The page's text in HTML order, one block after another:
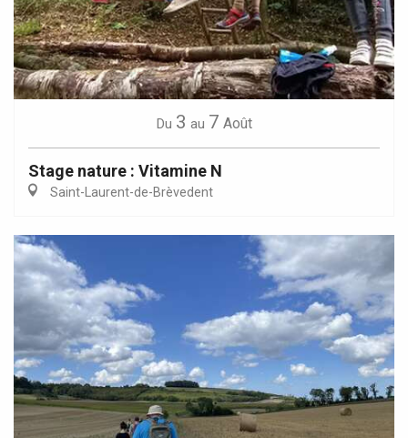
Du 3 au 7 Août
Stage nature : Vitamine N
Saint-Laurent-de-Brèvedent